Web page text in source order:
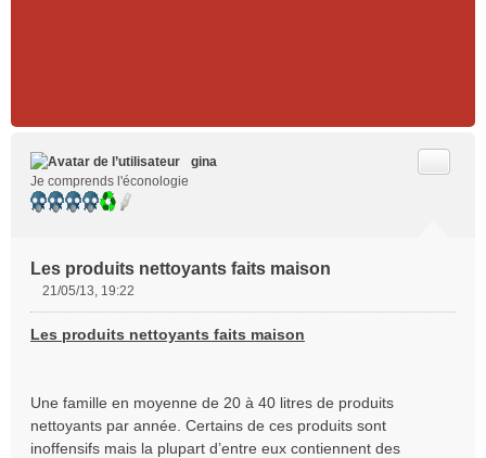
gina
Je comprends l'éconologie
Les produits nettoyants faits maison
s
g
e
21/05/13, 19:22
Les produits nettoyants faits maison
Une famille en moyenne de 20 à 40 litres de produits
nettoyants par année. Certains de ces produits sont
inoffensifs mais la plupart d’entre eux contiennent des